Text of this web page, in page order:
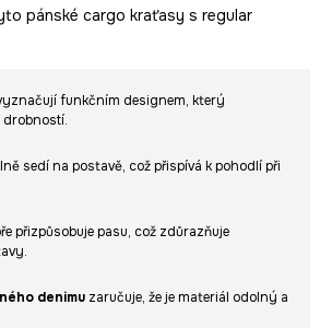
pánské cargo kraťasy s regular
funkčním designem, který
drobností.
sedí na postavě, což přispívá k pohodlí při
přizpůsobuje pasu, což zdůrazňuje
denimu zaručuje, že je materiál odolný a